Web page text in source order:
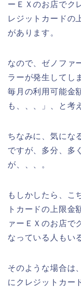
ーＥＸのお店でク
レジットカードの
があります。
なので、ゼノファ
ラーが発生してし
毎月の利用可能金
も、、、」、と考
ちなみに、気にな
ですが、多分、多
が、、、。
もしかしたら、こ
トカードの上限金
ァーＥＸのお店で
なっている人もい
そのような場合は
にクレジットカー